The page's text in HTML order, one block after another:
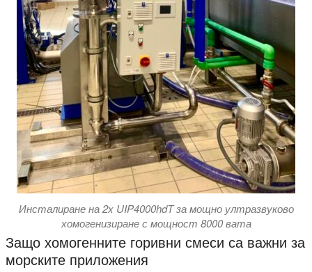
Инсталиране на 2x UIP4000hdT за мощно ултразвуково
хомогенизиране с мощност 8000 вата
Защо хомогенните горивни смеси са важни за
морските приложения